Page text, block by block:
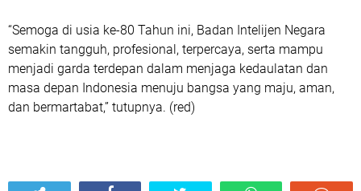
“Semoga di usia ke-80 Tahun ini, Badan Intelijen Negara
semakin tangguh, profesional, terpercaya, serta mampu
menjadi garda terdepan dalam menjaga kedaulatan dan
masa depan Indonesia menuju bangsa yang maju, aman,
dan bermartabat,” tutupnya. (red)